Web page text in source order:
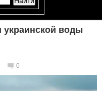
украинской воды
0